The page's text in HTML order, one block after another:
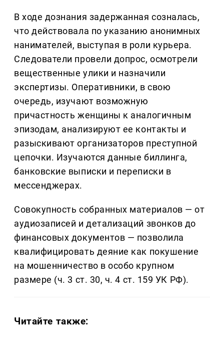
В ходе дознания задержанная созналась,
что действовала по указанию анонимных
нанимателей, выступая в роли курьера.
Следователи провели допрос, осмотрели
вещественные улики и назначили
экспертизы. Оперативники, в свою
очередь, изучают возможную
причастность женщины к аналогичным
эпизодам, анализируют ее контакты и
разыскивают организаторов преступной
цепочки. Изучаются данные биллинга,
банковские выписки и переписки в
мессенджерах.
Совокупность собранных материалов — от
аудиозаписей и детализаций звонков до
финансовых документов — позволила
квалифицировать деяние как покушение
на мошенничество в особо крупном
размере (ч. 3 ст. 30, ч. 4 ст. 159 УК РФ).
Читайте также: